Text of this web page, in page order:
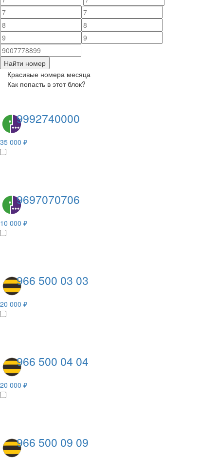
Найти номер
Красивые номера месяца
Как попасть в этот блок?
9992740000
35 000 ₽
9697070706
10 000 ₽
966 500 03 03
20 000 ₽
966 500 04 04
20 000 ₽
966 500 09 09